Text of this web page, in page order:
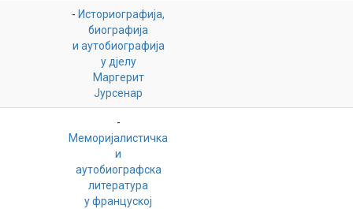
- Историографија,
биографија
и аутобиографија
у дјелу
Маргерит
Јурсенар
-
Меморијалистичка
и
аутобиографска
литература
у француској